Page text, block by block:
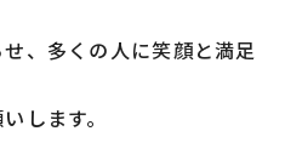
、多くの人に笑顔と満足
します。